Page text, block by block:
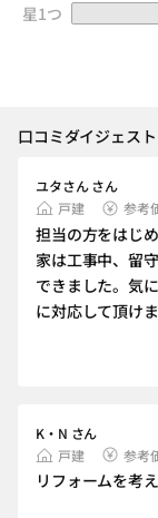
星1つ
口コミダイジェスト
ユタさん さん
戸建
参考
担当の方をはじ
家は工事中、留
できました。気
に対応して頂け
K・N さん
戸建
参考
リフォームを考